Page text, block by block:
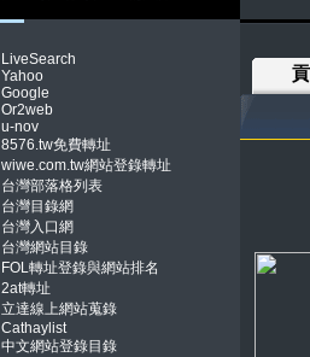
LiveSearch
Yahoo
Google
Or2web
u-nov
8576.tw免費轉址
wiwe.com.tw網站登錄轉址
台灣部落格列表
台灣目錄網
台灣入口網
台灣網站目錄
FOL轉址登錄與網站排名
2at轉址
立達線上網站蒐錄
Cathaylist
中文網站登錄目錄